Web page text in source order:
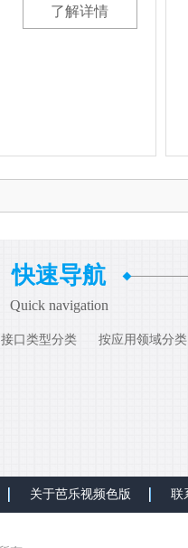
了解详情
快速导航
Quick navigation
口类型分类 按应用领域分类
关于芭乐视频色版 联